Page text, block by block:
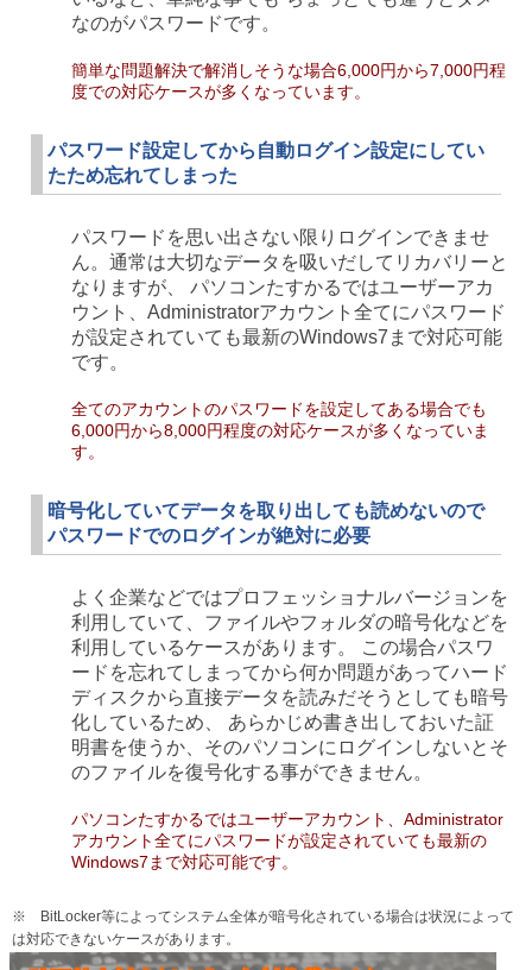
なのがパスワードです。
簡単な問題解決で解消しそうな場合6,000円から7,000円程
度での対応ケースが多くなっています。
パスワード設定してから自動ログイン設定にしてい
たため忘れてしまった
パスワードを思い出さない限りログインできませ
ん。通常は大切なデータを吸いだしてリカバリーと
なりますが、 パソコンたすかるではユーザーアカ
ウント、Administratorアカウント全てにパスワード
が設定されていても最新のWindows7まで対応可能
です。
全てのアカウントのパスワードを設定してある場合でも
6,000円から8,000円程度の対応ケースが多くなっていま
す。
暗号化していてデータを取り出しても読めないので
パスワードでのログインが絶対に必要
よく企業などではプロフェッショナルバージョンを
利用していて、ファイルやフォルダの暗号化などを
利用しているケースがあります。 この場合パスワ
ードを忘れてしまってから何か問題があってハード
ディスクから直接データを読みだそうとしても暗号
化しているため、 あらかじめ書き出しておいた証
明書を使うか、そのパソコンにログインしないとそ
のファイルを復号化する事ができません。
パソコンたすかるではユーザーアカウント、Administrator
アカウント全てにパスワードが設定されていても最新の
Windows7まで対応可能です。
※ BitLocker等によってシステム全体が暗号化されている場合は状況によって
は対応できないケースがあります。